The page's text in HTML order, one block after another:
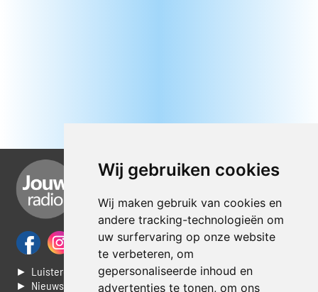
Wij gebruiken cookies
Wij maken gebruik van cookies en
andere tracking-technologieën om
uw surfervaring op onze website
te verbeteren, om
gepersonaliseerde inhoud en
advertenties te tonen, om ons
► Luisteren naar Jouwradio
► Nieuws